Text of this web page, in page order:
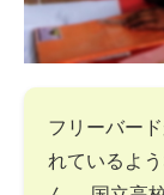
フリーバー
れているよ